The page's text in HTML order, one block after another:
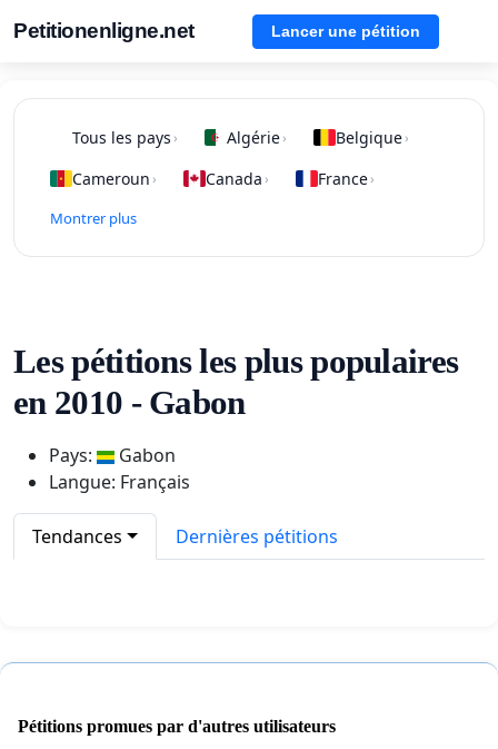
Petitionenligne.net Lancer une pétition
Tous les pays › Algérie› Belgique›
Cameroun › Canada › France›
Montrer plus
Les pétitions les plus populaires
en 2010 - Gabon
Pays:
Gabon
Langue: Français
Tendances Dernières pétitions
Pétitions promues par d'autres utilisateurs